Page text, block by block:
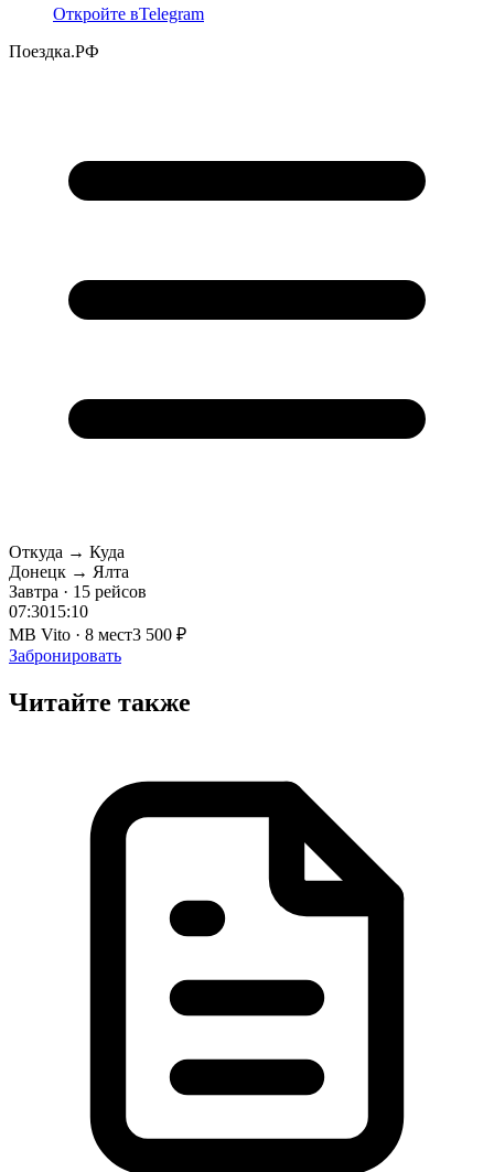
Откройте вTelegram
Поездка.РФ
Откуда → Куда
Донецк → Ялта
Завтра · 15 рейсов
07:3015:10
MB Vito · 8 мест3 500 ₽
Забронировать
Читайте также